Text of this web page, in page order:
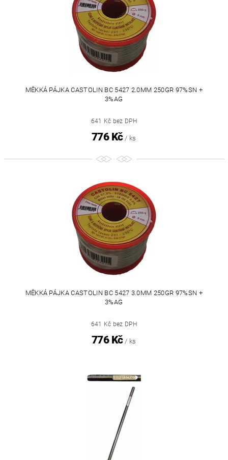
MĚKKÁ PÁJKA CASTOLIN BC 5427 2.0MM 250GR 97%SN +
3%AG
641 Kč bez DPH
776 Kč / ks
MĚKKÁ PÁJKA CASTOLIN BC 5427 3.0MM 250GR 97%SN +
3%AG
641 Kč bez DPH
776 Kč / ks